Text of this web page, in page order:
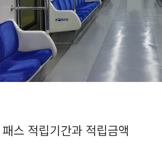
스 적립기간과 적립금액